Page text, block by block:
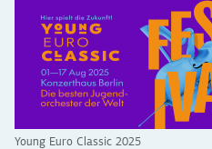
Young Euro Classic 2025